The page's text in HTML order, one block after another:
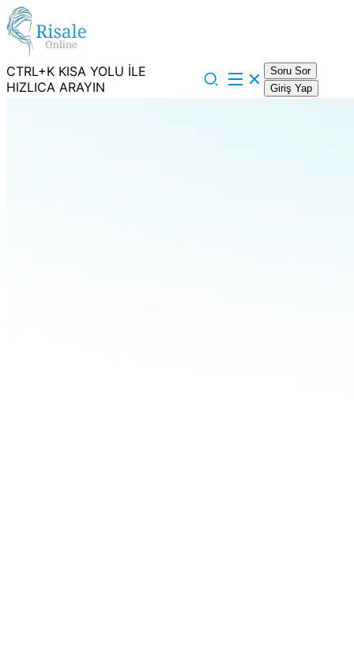
CTRL+K KISA YOLU İLE
HIZLICA ARAYIN
Soru Sor
Giriş Yap